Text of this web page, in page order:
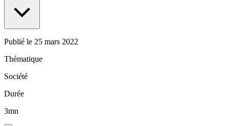
Publié le 25 mars 2022
Thématique
Société
Durée
3mn